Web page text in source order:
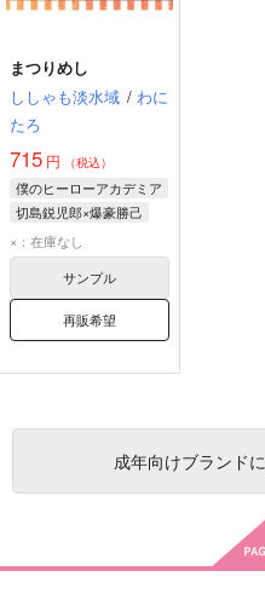
まつりめし
ししゃも淡水域 / わに
たろ
715 円 （税込）
僕のヒーローアカデミア
切島鋭児郎×爆豪勝己
切島鋭児郎
×：在庫なし
サンプル
再販希望
成年向けブランドに